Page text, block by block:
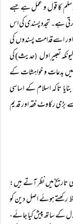
وسلم کا قول و عمل ہے جسے
ہے۔ تجدد پسندی کی اس
اور اسے قدامت پسندوں کی
تعبیرِ اول (حدیث) کی
میں بدعات و خواہشات کے
تاکہ اسلام کے اساسی
بڑی رکاوٹ فقہ اور قدیم
تاریخ میں نظر آتے ہیں:
رکھتے ہوئے اصل دین کو
کے ساتھ پیش کیا جائے،